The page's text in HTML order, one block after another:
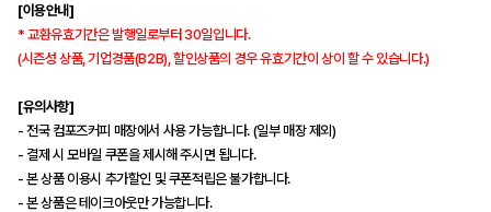
[이용안내]
* 교환유효기간은 발행일로부터 30일입니다.
(시즌성 상품, 기업경품(B2B), 할인상품의 경우 유효기간이 상이 할 수 있습니다.)
[유의사항]
- 전국 컴포즈커피 매장에서 사용 가능합니다. (일부 매장 제외)
- 결제 시 모바일 쿠폰을 제시해 주시면 됩니다.
- 본 상품 이용시 추가할인 및 쿠폰적립은 불가합니다.
- 본 상품은 테이크아웃만 가능합니다.